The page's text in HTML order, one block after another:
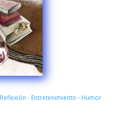
Reflexión - Entretenimiento - Humor